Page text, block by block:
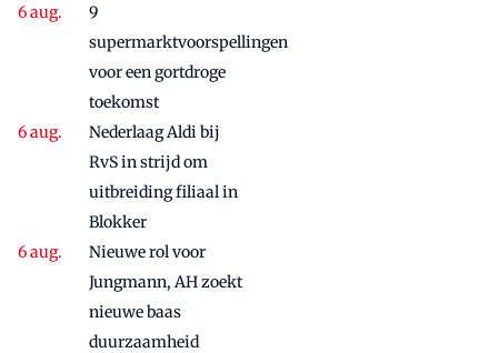
9
supermarktvoorspellingen
voor een gortdroge
toekomst
Nederlaag Aldi bij
RvS in strijd om
uitbreiding filiaal in
Blokker
Nieuwe rol voor
Jungmann, AH zoekt
nieuwe baas
duurzaamheid